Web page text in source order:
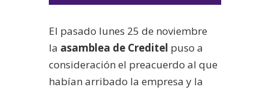
El pasado lunes 25 de noviembre
la asamblea de Creditel puso a
consideración el preacuerdo al que
habían arribado la empresa y la